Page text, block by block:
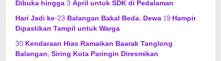
Dibuka hingga 3 April untuk SDK di Pedalaman
Hari Jadi ke-23 Balangan Bakal Beda, Dewa 19 Hampir
Dipastikan Tampil untuk Warga
30 Kendaraan Hias Ramaikan Baarak Tanglong
Balangan, Siring Kota Paringin Diresmikan